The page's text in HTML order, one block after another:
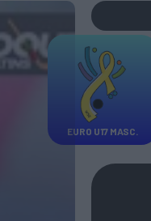
EURO U17 MASC.